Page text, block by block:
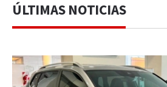
ÚLTIMAS NOTICIAS